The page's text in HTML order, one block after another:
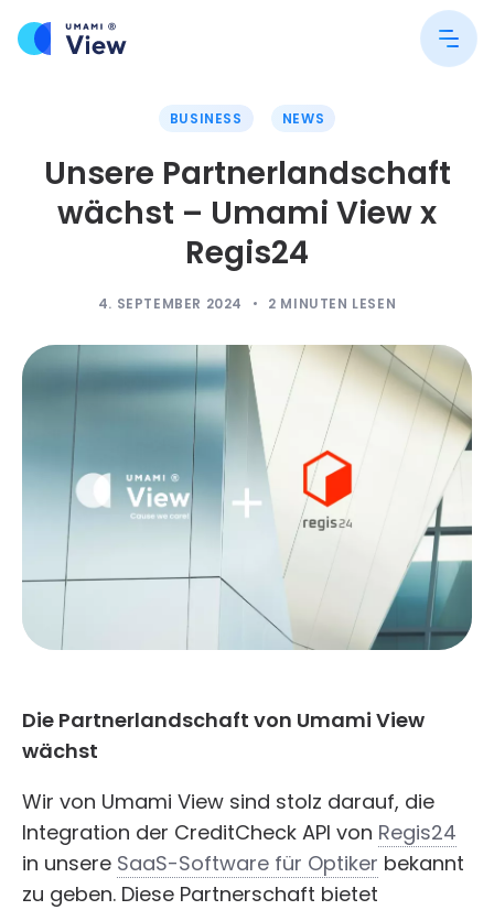
BUSINESS NEWS
Unsere Partnerlandschaft
wächst – Umami View x
Regis24
4. SEPTEMBER 2024 2 MINUTEN LESEN
Die Partnerlandschaft von Umami View
wächst
Wir von Umami View sind stolz darauf, die
Integration der CreditCheck API von Regis24
in unsere SaaS-Software für Optiker bekannt
zu geben. Diese Partnerschaft bietet